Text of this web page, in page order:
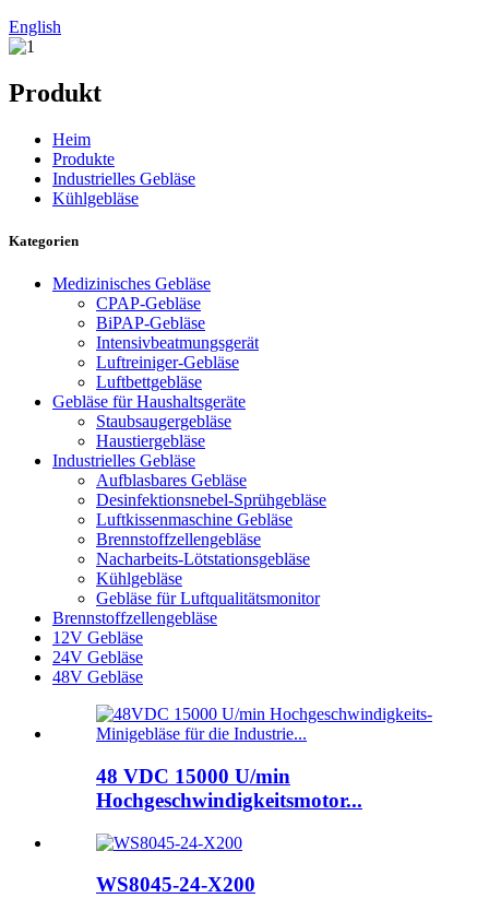
English
Produkt
Heim
Produkte
Industrielles Gebläse
Kühlgebläse
Kategorien
Medizinisches Gebläse
CPAP-Gebläse
BiPAP-Gebläse
Intensivbeatmungsgerät
Luftreiniger-Gebläse
Luftbettgebläse
Gebläse für Haushaltsgeräte
Staubsaugergebläse
Haustiergebläse
Industrielles Gebläse
Aufblasbares Gebläse
Desinfektionsnebel-Sprühgebläse
Luftkissenmaschine Gebläse
Brennstoffzellengebläse
Nacharbeits-Lötstationsgebläse
Kühlgebläse
Gebläse für Luftqualitätsmonitor
Brennstoffzellengebläse
12V Gebläse
24V Gebläse
48V Gebläse
48 VDC 15000 U/min
Hochgeschwindigkeitsmotor...
WS8045-24-X200